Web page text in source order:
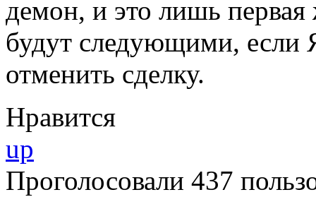
демон, и это лишь первая
будут следующими, если
отменить сделку.
Нравится
up
Проголосовали 437